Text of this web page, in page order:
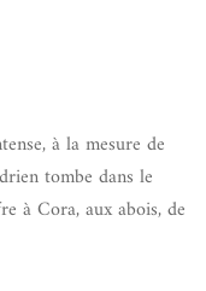
à la mesure de
tombe dans le
à Cora, aux abois, de